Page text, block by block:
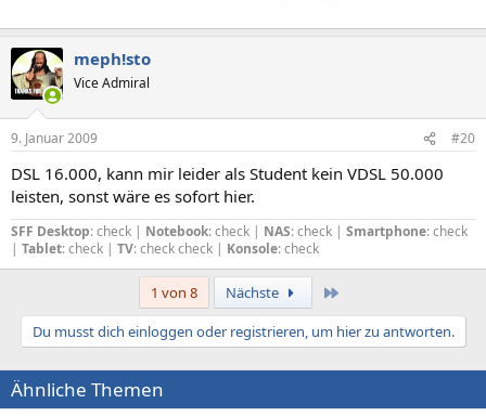
meph!sto
Vice Admiral
9. Januar 2009 #20
DSL 16.000, kann mir leider als Student kein VDSL 50.000
leisten, sonst wäre es sofort hier.
SFF Desktop: check | Notebook: check | NAS: check | Smartphone: check
| Tablet: check | TV: check check | Konsole: check
1 von 8 Nächste
Du musst dich einloggen oder registrieren, um hier zu antworten.
Ähnliche Themen